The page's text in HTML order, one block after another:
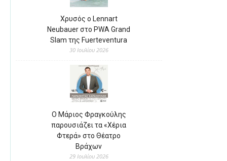
Χρυσός ο Lennart
Neubauer στο PWA Grand
Slam της Fuerteventura
30 Ιουλίου 2026
Ο Μάριος Φραγκούλης
παρουσιάζει τα «Χέρια
Φτερά» στο Θέατρο
Βράχων
29 Ιουλίου 2026